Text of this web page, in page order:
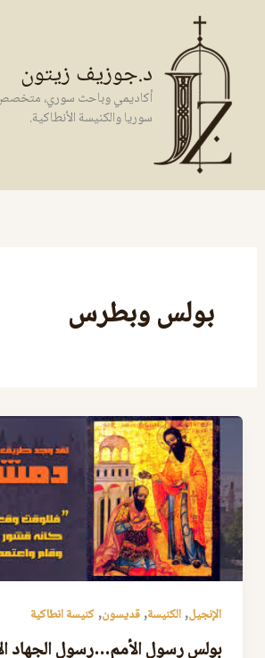
المحتوى
د.جوزيف زيتون
أكاديمي وباحث سوري،
سوريا والكنيسة الأنطاكية.
بولس وبطرس
الإنجيل,الكنيسة,قديسون,كنيسة انطاكية
بولس رسول الأمم…رسول الجهاد